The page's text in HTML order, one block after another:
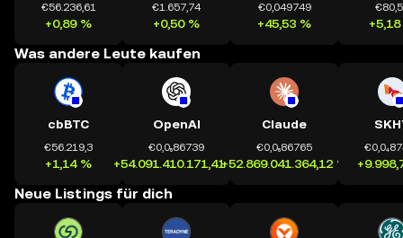
€56.236,61
+0,89 %
€1.657,74
+0,50 %
€0,049749
+45,53 %
Was andere Leute kaufen
cbBTC
€56.219,3
+1,14 %
OpenAI
€0,0₅86739
+54.091.410.171,41 %
Claude
€0,0₅86765
+52.869.041.364,12 %
Neue Listings für dich